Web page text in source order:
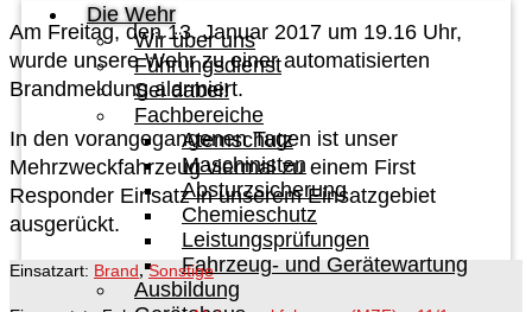
Die Wehr
Wir über uns
Führungsdienst
Sei dabei!
Fachbereiche
Atemschutz
Maschinisten
Absturzsicherung
Chemieschutz
Leistungsprüfungen
Fahrzeug- und Gerätewartung
Ausbildung
Am Freitag, den 13. Januar 2017 um 19.16 Uhr,
wurde unsere Wehr zu einer automatisierten
Brandmeldung alarmiert.
In den vorangegangenen Tagen ist unser
Mehrzweckfahrzeug viermal zu einem First
Responder Einsatz in unserem Einsatzgebiet
ausgerückt.
Einsatzart: Brand, Sonstige